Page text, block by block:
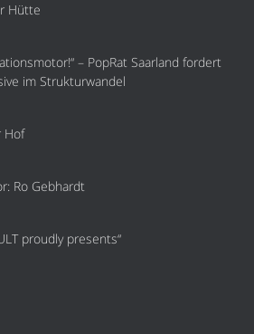
Hütte
– PopRat Saarland fordert
im Strukturwandel
Hof
Ro Gebhardt
proudly presents“